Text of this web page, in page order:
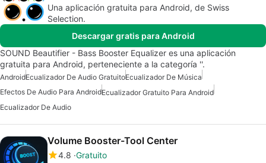
Una aplicación gratuita para Android, de Swiss
Selection.
Descargar gratis para Android
SOUND Beautifier - Bass Booster Equalizer es una aplicación
gratuita para Android, perteneciente a la categoría ''.
AndroidEcualizador De Audio GratuitoEcualizador De Música
Efectos De Audio Para AndroidEcualizador Gratuito Para Android
Ecualizador De Audio
Volume Booster-Tool Center
4.8 Gratuito